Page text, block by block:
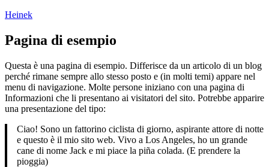
Skip
content
Heinek
Pagina di esempio
Questa è una pagina di esempio. Differisce da un articolo di un blog
perché rimane sempre allo stesso posto e (in molti temi) appare nel
menu di navigazione. Molte persone iniziano con una pagina di
Informazioni che li presentano ai visitatori del sito. Potrebbe apparire
una presentazione del tipo:
Ciao! Sono un fattorino ciclista di giorno, aspirante attore di notte
e questo è il mio sito web. Vivo a Los Angeles, ho un grande
cane di nome Jack e mi piace la piña colada. (E prendere la
pioggia)